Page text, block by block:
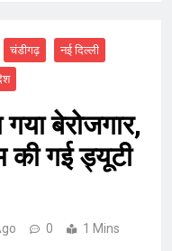
चंडीगढ़ नई दिल्ली
गया बेरोजगार,
गई ड्यूटी
0 1 Mins